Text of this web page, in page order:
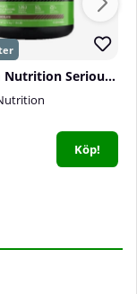
Optimum Nutrition Serious Mass, 2,7 kg
Köp!